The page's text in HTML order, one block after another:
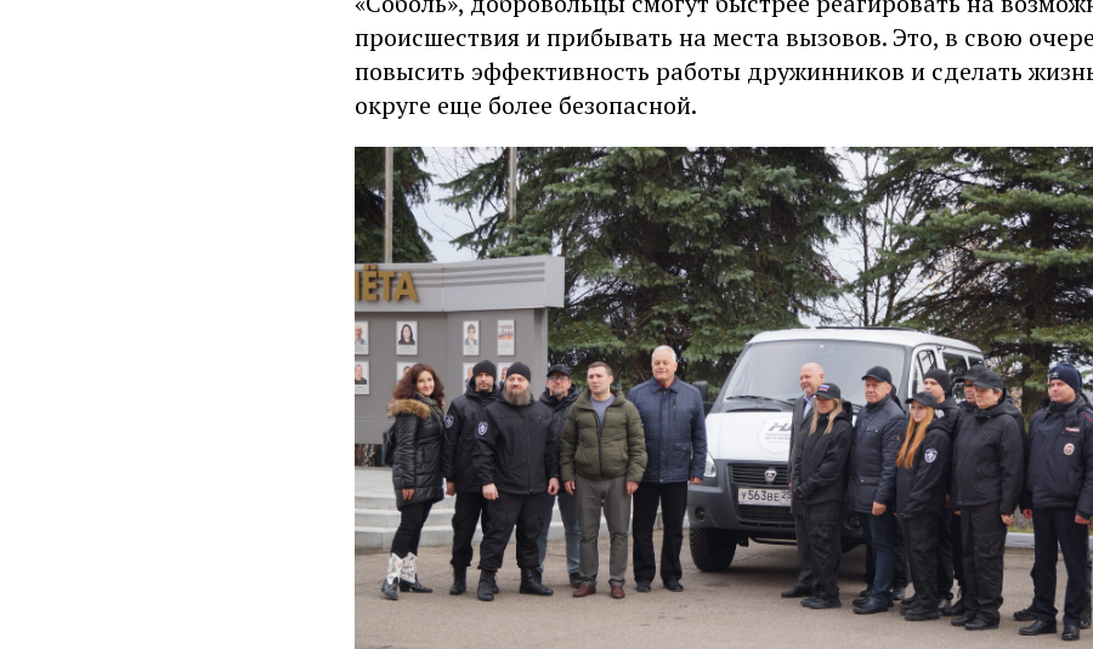
происшествия и прибывать на места вызовов. Это, в свою
повысить эффективность работы дружинников и сделать
округе еще более безопасной.